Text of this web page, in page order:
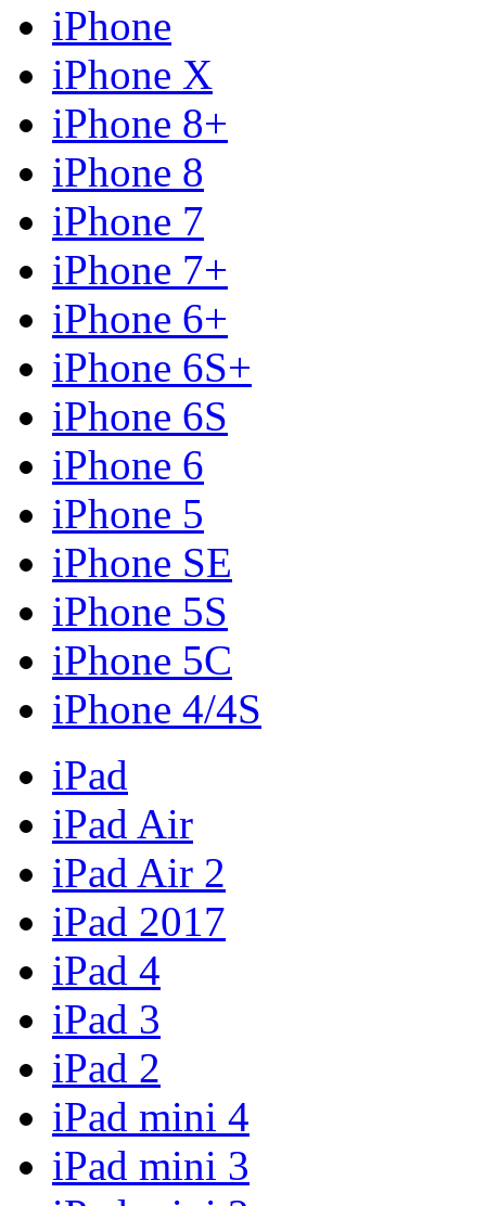
iPhone
iPhone X
iPhone 8+
iPhone 8
iPhone 7
iPhone 7+
iPhone 6+
iPhone 6S+
iPhone 6S
iPhone 6
iPhone 5
iPhone SE
iPhone 5S
iPhone 5C
iPhone 4/4S
iPad
iPad Air
iPad Air 2
iPad 2017
iPad 4
iPad 3
iPad 2
iPad mini 4
iPad mini 3